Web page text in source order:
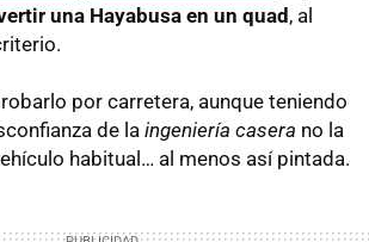
una Hayabusa en un quad , al
por carretera, aunque teniendo
de la ingeniería casera no la
habitual… al menos así pintada.